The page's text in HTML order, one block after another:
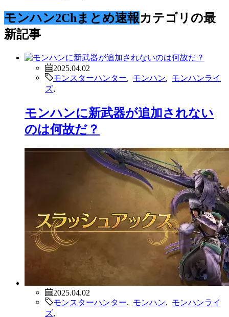
モンハン2Chまとめ速報カテゴリの最
新記事
2025.04.02
モンスターハンター
モンハン
モンハンライ
ズ
モンハンに新武器が追加されない
のは何故だ？
2025.04.02
モンスターハンター
モンハン
モンハンライ
ズ